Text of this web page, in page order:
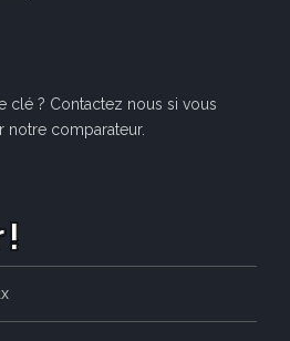
clé ? Contactez nous si vous
notre comparateur.
!